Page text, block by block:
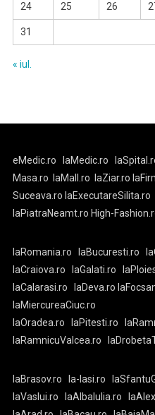
24 25 26
31
« iul.
eMedic.ro laMedic.ro
Masa.ro
laMall.ro laZiar.ro
Suceava.ro laExecutareSilita.ro
laPiatraNeamt.ro High-
laRomania.ro laBucuresti.ro
laCraiova.ro
laGalati.ro
laCalarasi.ro
laDeva.ro
laMiercureaCiuc.ro
laOradea.ro
laPitesti.ro
laRamnicuValcea.ro
laBrasov.ro la-Iasi.ro
laVaslui.ro
laAlbaIulia.ro